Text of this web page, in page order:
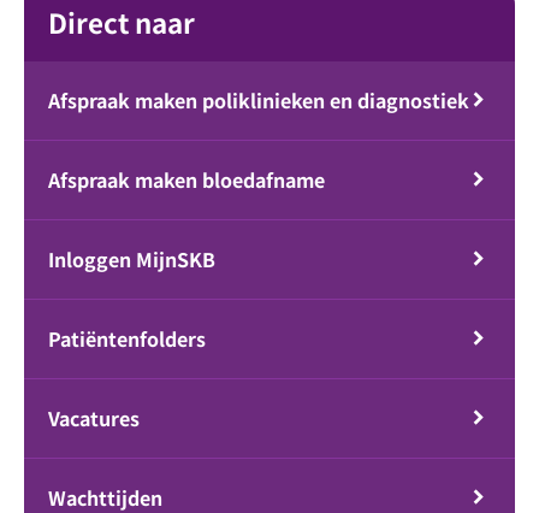
Direct naar
Afspraak maken poliklinieken en diagnostiek
Afspraak maken bloedafname
Inloggen MijnSKB
Patiëntenfolders
Vacatures
Wachttijden